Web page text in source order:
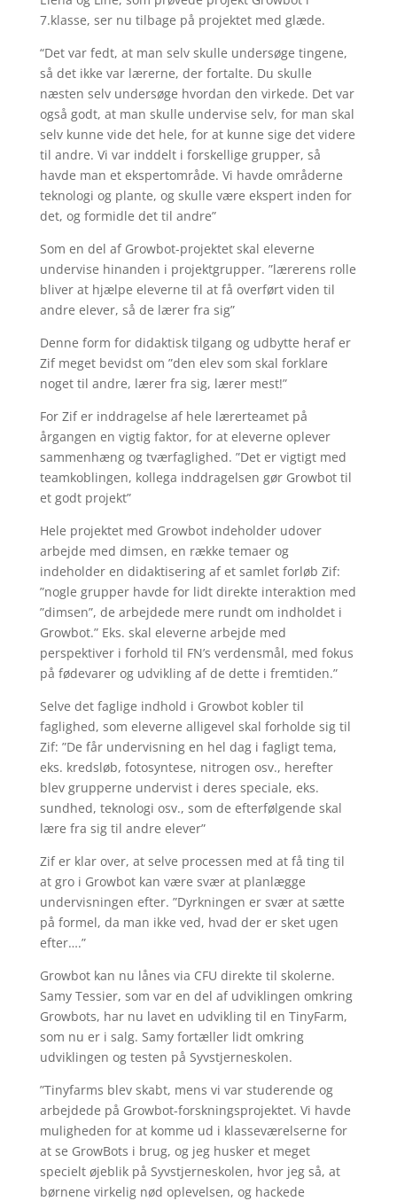
7.klasse, ser nu tilbage på projektet med glæde.
“Det var fedt, at man selv skulle undersøge tingene,
så det ikke var lærerne, der fortalte. Du skulle
næsten selv undersøge hvordan den virkede. Det var
også godt, at man skulle undervise selv, for man skal
selv kunne vide det hele, for at kunne sige det videre
til andre. Vi var inddelt i forskellige grupper, så
havde man et ekspertområde. Vi havde områderne
teknologi og plante, og skulle være ekspert inden for
det, og formidle det til andre”
Som en del af Growbot-projektet skal eleverne
undervise hinanden i projektgrupper. ”lærerens rolle
bliver at hjælpe eleverne til at få overført viden til
andre elever, så de lærer fra sig”
Denne form for didaktisk tilgang og udbytte heraf er
Zif meget bevidst om ”den elev som skal forklare
noget til andre, lærer fra sig, lærer mest!”
For Zif er inddragelse af hele lærerteamet på
årgangen en vigtig faktor, for at eleverne oplever
sammenhæng og tværfaglighed. ”Det er vigtigt med
teamkoblingen, kollega inddragelsen gør Growbot til
et godt projekt”
Hele projektet med Growbot indeholder udover
arbejde med dimsen, en række temaer og
indeholder en didaktisering af et samlet forløb Zif:
”nogle grupper havde for lidt direkte interaktion med
”dimsen”, de arbejdede mere rundt om indholdet i
Growbot.” Eks. skal eleverne arbejde med
perspektiver i forhold til FN’s verdensmål, med fokus
på fødevarer og udvikling af de dette i fremtiden.”
Selve det faglige indhold i Growbot kobler til
faglighed, som eleverne alligevel skal forholde sig til
Zif: ”De får undervisning en hel dag i fagligt tema,
eks. kredsløb, fotosyntese, nitrogen osv., herefter
blev grupperne undervist i deres speciale, eks.
sundhed, teknologi osv., som de efterfølgende skal
lære fra sig til andre elever”
Zif er klar over, at selve processen med at få ting til
at gro i Growbot kan være svær at planlægge
undervisningen efter. ”Dyrkningen er svær at sætte
på formel, da man ikke ved, hvad der er sket ugen
efter….”
Growbot kan nu lånes via CFU direkte til skolerne.
Samy Tessier, som var en del af udviklingen omkring
Growbots, har nu lavet en udvikling til en TinyFarm,
som nu er i salg. Samy fortæller lidt omkring
udviklingen og testen på Syvstjerneskolen.
”Tinyfarms blev skabt, mens vi var studerende og
arbejdede på Growbot-forskningsprojektet. Vi havde
muligheden for at komme ud i klasseværelserne for
at se GrowBots i brug, og jeg husker et meget
specielt øjeblik på Syvstjerneskolen, hvor jeg så, at
børnene virkelig nød oplevelsen, og hackede